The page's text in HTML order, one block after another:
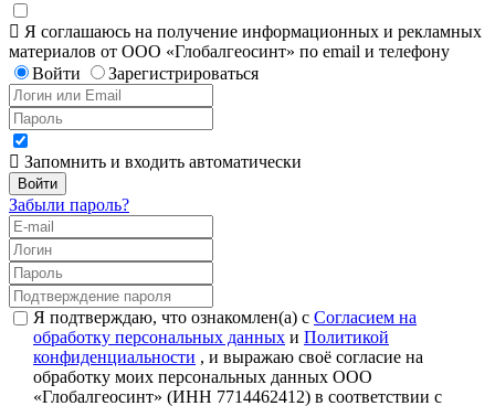
Я соглашаюсь на получение информационных и рекламных
материалов от ООО «Глобалгеосинт» по email и телефону
Войти
Зарегистрироваться
Запомнить и входить автоматически
Забыли пароль?
Я подтверждаю, что ознакомлен(а) с Согласием на
обработку персональных данных и Политикой
конфиденциальности , и выражаю своё согласие на
обработку моих персональных данных ООО
«Глобалгеосинт» (ИНН 7714462412) в соответствии с